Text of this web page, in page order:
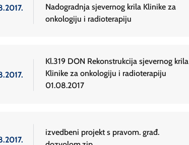
Nadogradnja sjevernog krila Klinike za
onkologiju i radioterapiju
Kl.319 DON Rekonstrukcija sjevernog krila
Klinike za onkologiju i radioterapiju
01.08.2017
izvedbeni projekt s pravom. građ.